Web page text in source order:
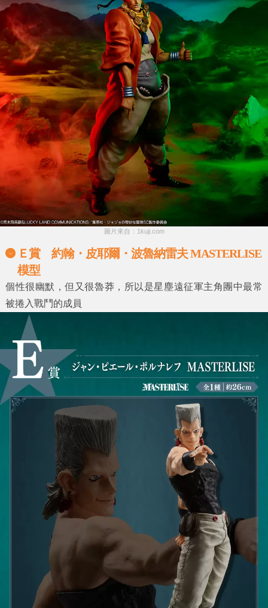
圖片來自：1kuji.com
Ｅ賞 約翰・皮耶爾・波魯納雷夫 MASTERLISE
模型
個性很幽默，但又很魯莽，所以是星塵遠征軍主角團中最常
被捲入戰鬥的成員